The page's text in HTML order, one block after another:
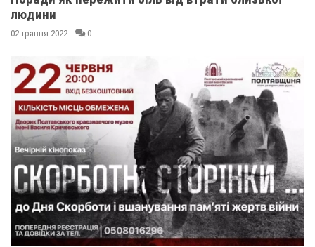
людини
02 травня 2022 0